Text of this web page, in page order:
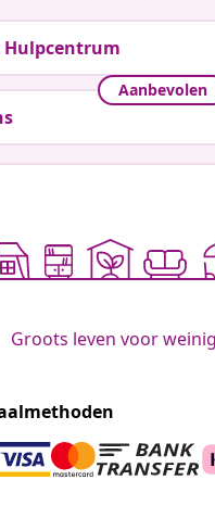
Hulpcentrum
Aanbevolen
Groots leven voor weinig